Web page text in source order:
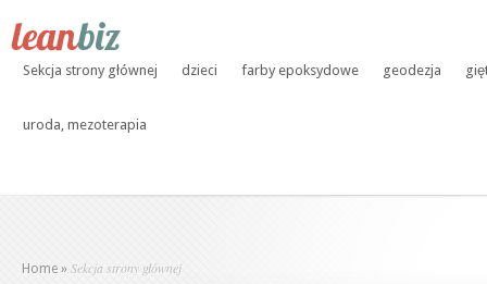
Sekcja strony głównej dzieci farby epoksydowe geodezja
uroda, mezoterapia
Home » Sekcja strony głównej